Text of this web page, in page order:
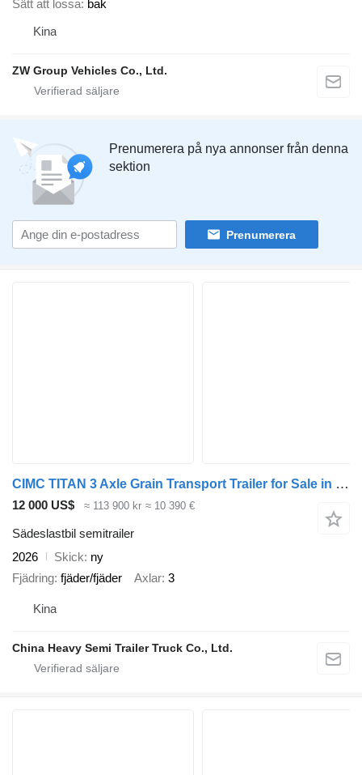
Sätt att lossa bak
Kina
ZW Group Vehicles Co., Ltd.
Prenumerera på nya annonser från denna
sektion
Prenumerera
CIMC TITAN 3 Axle Grain Transport Trailer for Sale in Jamaica
12 000 US$ ≈ 113 900 kr ≈ 10 390 €
Sädeslastbil semitrailer
2026
Skick ny
Fjädring fjäder/fjäder Axlar 3
Kina
China Heavy Semi Trailer Truck Co., Ltd.